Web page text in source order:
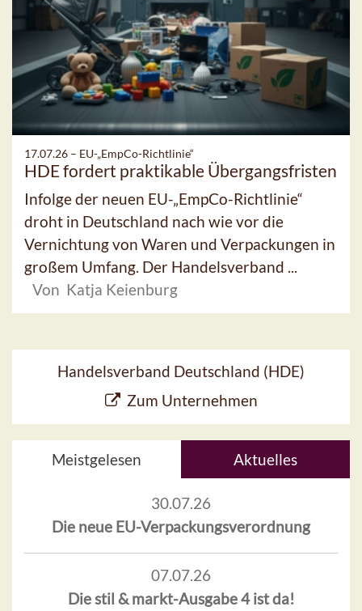
17.07.26 – EU-„EmpCo-Richtlinie“
HDE fordert praktikable Übergangsfristen
Infolge der neuen EU-„EmpCo-Richtlinie“
droht in Deutschland nach wie vor die
Vernichtung von Waren und Verpackungen in
großem Umfang. Der Handelsverband ...
Von Katja Keienburg
Handelsverband Deutschland (HDE)
Zum Unternehmen
Meistgelesen Aktuelles
30.07.26
Die neue EU-Verpackungsverordnung
07.07.26
Die stil & markt-Ausgabe 4 ist da!